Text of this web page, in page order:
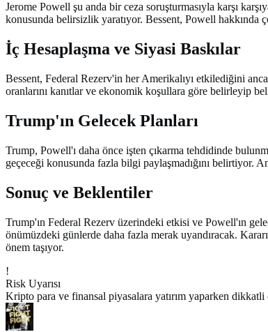
Jerome Powell şu anda bir ceza soruşturmasıyla karşı
konusunda belirsizlik yaratıyor. Bessent, Powell
İç Hesaplaşma ve Siyasi Baskılar
Bessent, Federal Rezerv'in her Amerikalıyı etkilediğini
oranlarını kanıtlar ve ekonomik koşullara göre belirleyip
Trump'ın Gelecek Planları
Trump, Powell'ı daha önce işten çıkarma tehdidinde
geçeceği konusunda fazla bilgi paylaşmadığını belirtiyor.
Sonuç ve Beklentiler
Trump'ın Federal Rezerv üzerindeki etkisi ve Powell'ın
önümüzdeki günlerde daha fazla merak uyandıracak.
önem taşıyor.
!
Risk Uyarısı
Kripto para ve finansal piyasalara yatırım yaparken dikkatli